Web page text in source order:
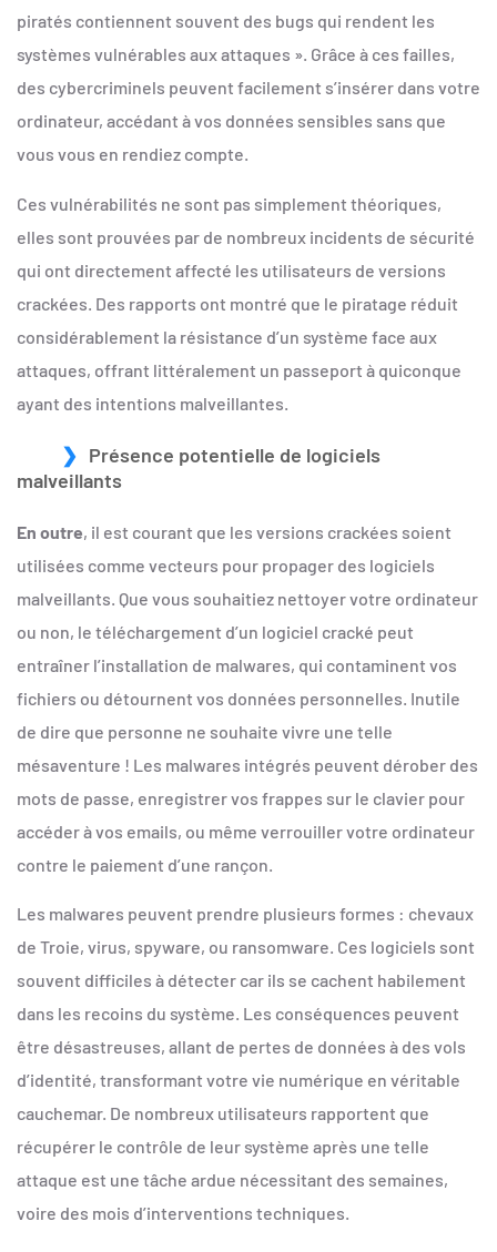
piratés contiennent souvent des bugs qui rendent les
systèmes vulnérables aux attaques ». Grâce à ces failles,
des cybercriminels peuvent facilement s’insérer dans votre
ordinateur, accédant à vos données sensibles sans que
vous vous en rendiez compte.
Ces vulnérabilités ne sont pas simplement théoriques,
elles sont prouvées par de nombreux incidents de sécurité
qui ont directement affecté les utilisateurs de versions
crackées. Des rapports ont montré que le piratage réduit
considérablement la résistance d’un système face aux
attaques, offrant littéralement un passeport à quiconque
ayant des intentions malveillantes.
Présence potentielle de logiciels
malveillants
En outre, il est courant que les versions crackées soient
utilisées comme vecteurs pour propager des logiciels
malveillants. Que vous souhaitiez nettoyer votre ordinateur
ou non, le téléchargement d’un logiciel cracké peut
entraîner l’installation de malwares, qui contaminent vos
fichiers ou détournent vos données personnelles. Inutile
de dire que personne ne souhaite vivre une telle
mésaventure ! Les malwares intégrés peuvent dérober des
mots de passe, enregistrer vos frappes sur le clavier pour
accéder à vos emails, ou même verrouiller votre ordinateur
contre le paiement d’une rançon.
Les malwares peuvent prendre plusieurs formes : chevaux
de Troie, virus, spyware, ou ransomware. Ces logiciels sont
souvent difficiles à détecter car ils se cachent habilement
dans les recoins du système. Les conséquences peuvent
être désastreuses, allant de pertes de données à des vols
d’identité, transformant votre vie numérique en véritable
cauchemar. De nombreux utilisateurs rapportent que
récupérer le contrôle de leur système après une telle
attaque est une tâche ardue nécessitant des semaines,
voire des mois d’interventions techniques.